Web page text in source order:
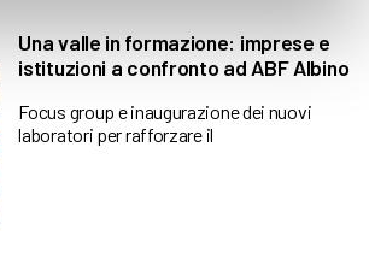
Una valle in formazione: imprese e
istituzioni a confronto ad ABF Albino
Focus group e inaugurazione dei nuovi
laboratori per rafforzare il